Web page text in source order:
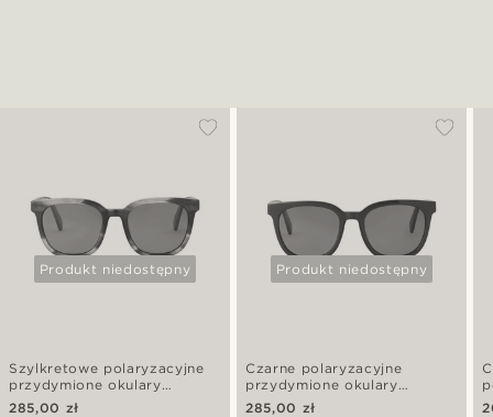
Produkt niedostępny
Szylkretowe polaryzacyjne
przydymione okulary
przeciwsłoneczne retro
285,00 zł
Produkt niedostępny
Czarne polaryzacyjne
przydymione okulary
przeciwsłoneczne retro
285,00 zł